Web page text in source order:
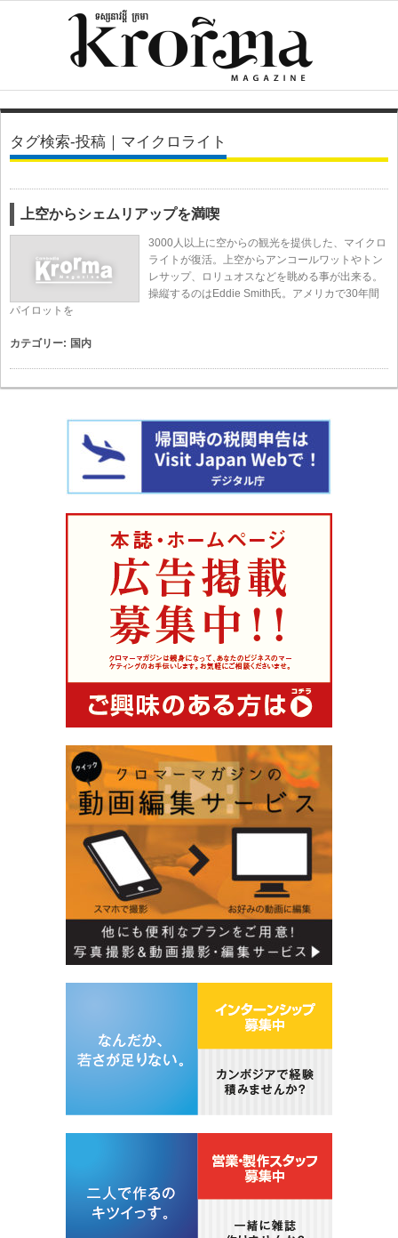
タグ検索-投稿｜マイクロライト
上空からシェムリアップを満喫
3000人以上に空からの観光を提供した、マイクロ
ライトが復活。上空からアンコールワットやトン
レサップ、ロリュオスなどを眺める事が出来る。
操縦するのはEddie Smith氏。アメリカで30年間
パイロットを
カテゴリー: 国内